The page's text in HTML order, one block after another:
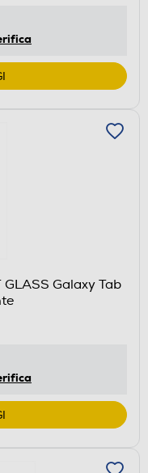
GLASS Galaxy Tab